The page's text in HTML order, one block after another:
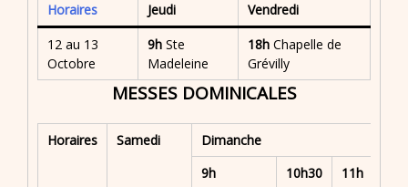
Horaires Jeudi
Vendredi
12 au 13
Octobre
9h Ste
Madeleine
18h Chapelle de
Grévilly
MESSES DOMINICALES
Horaires Samedi
Dimanche
9h
10h30
11h